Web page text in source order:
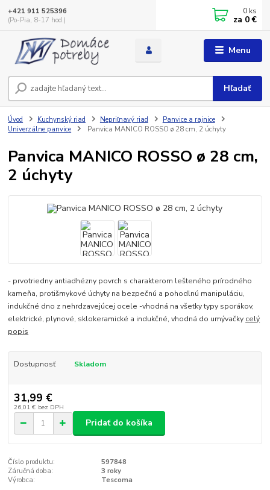
Menu
Hľadať
+421 911 525396
(Po-Pia, 8-17 hod.)
0 ks
za 0 €
Úvod Kuchynský riad Nepriľnavý riad
Panvice a rajnice
Univerzálne panvice
Panvica MANICO ROSSO ø 28 cm, 2 úchyty
Panvica MANICO ROSSO ø 28 cm,
2 úchyty
- prvotriedny antiadhézny povrch s charakterom lešteného prírodného
kameňa, protišmykové úchyty na bezpečnú a pohodlnú manipuláciu,
indukčné dno z nehrdzavejúcej ocele -vhodná na všetky typy sporákov,
elektrické, plynové, sklokeramické a indukčné, vhodná do umývačky celý
popis
Dostupnosť Skladom
31,99 €
26,01 € bez DPH
Pridať do košíka
Číslo produktu:
597848
Záručná doba:
3 roky
Výrobca:
Tescoma